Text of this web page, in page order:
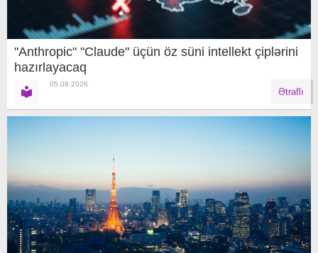
"Anthropic" "Claude" üçün öz süni intellekt çiplərini
hazırlayacaq
05.08.2026
Ətraflı